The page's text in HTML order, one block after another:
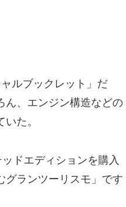
ルブックレット」だ
ん、エンジン構造などの
た。
ドエディションを購入
グランツーリスモ」です